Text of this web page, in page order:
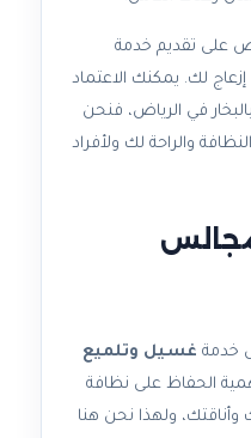
على تقديم خدمة
لك. يمكنك الاعتماد
في الرياض، فنحن
والراحة لك ولأفراد
خدمة غسيل وتلميع
الحفاظ على نظافة
ولهذا نحن هنا